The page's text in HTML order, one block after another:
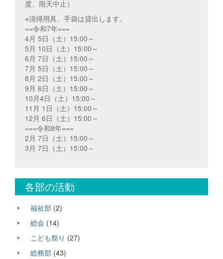
度、雨天中止）
※清掃用具、手袋は貸出します。
==令和7年===
4月 5日（土）15:00～
5月 10日（土）15:00～
6月 7日（土）15:00～
7月 5日（土）15:00～
8月 2日（土）15:00～
9月 6日（土）15:00～
10月4日（土）15:00～
11月 1日（土）15:00～
12月 6日（土）15:00～
===令和8年===
2月 7日（土）15:00～
3月 7日（土）15:00～
各部の活動
福祉部 (2)
総会 (14)
こども祭り (27)
総務部 (43)